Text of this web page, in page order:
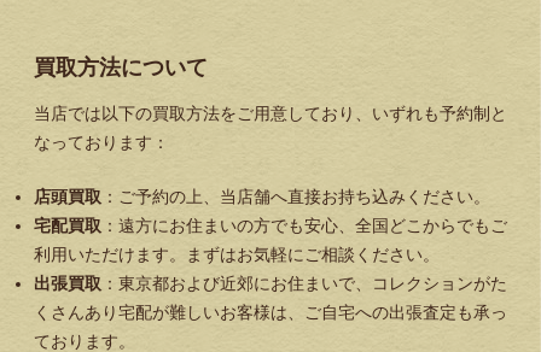
買取方法について
当店では以下の買取方法をご用意しており、いずれも予約制と
なっております：
店頭買取 ：ご予約の上、当店舗へ直接お持ち込みください。
宅配買取 ：遠方にお住まいの方でも安心、全国どこからでもご
利用いただけます。まずはお気軽にご相談ください。
出張買取 ：東京都および近郊にお住まいで、コレクションがた
くさんあり宅配が難しいお客様は、ご自宅への出張査定も承っ
ております。